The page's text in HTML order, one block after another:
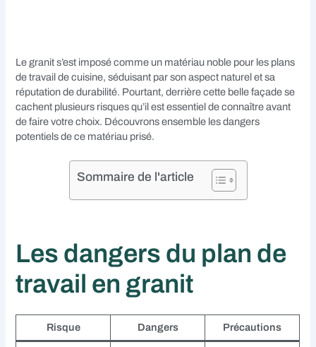
Le granit s’est imposé comme un matériau noble pour les plans
de travail de cuisine, séduisant par son aspect naturel et sa
réputation de durabilité. Pourtant, derrière cette belle façade se
cachent plusieurs risques qu’il est essentiel de connaître avant
de faire votre choix. Découvrons ensemble les dangers
potentiels de ce matériau prisé.
Sommaire de l'article
Les dangers du plan de
travail en granit
Risque Dangers Précautions